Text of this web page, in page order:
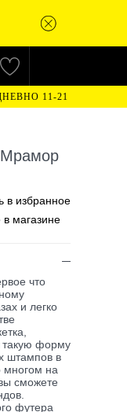
11-21
Мрамор
в избранное
в магазине
что
и легко
такую форму
штампов в
многом на
сможете
футера